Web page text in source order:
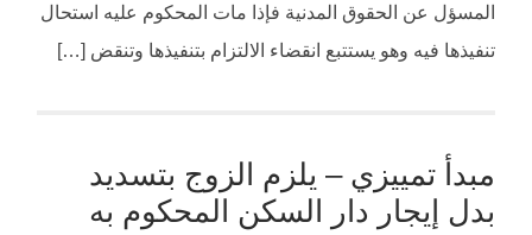
المسؤل عن الحقوق المدنية فإذا مات المحكوم عليه استحال
تنفيذها فيه وهو يستتبع انقضاء الالتزام بتنفيذها وتنقض […]
مبدأ تمييزي – يلزم الزوج بتسديد
بدل إيجار دار السكن المحكوم به